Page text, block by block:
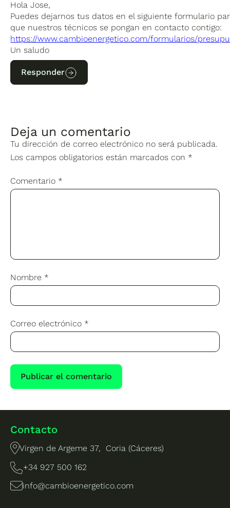
Hola Jose,
Puedes dejarnos tus datos en el siguiente formulario
que nuestros técnicos se pongan en contacto contigo:
https://www.cambioenergetico.com/formularios/
Un saludo
Responder
Deja un comentario
Tu dirección de correo electrónico no será publicada.
Los campos obligatorios están marcados con *
Comentario *
Nombre *
Correo electrónico *
Contacto
Virgen de Argeme 37, Coria (Cáceres)
+34 927 500 162
info@cambioenergetico.com